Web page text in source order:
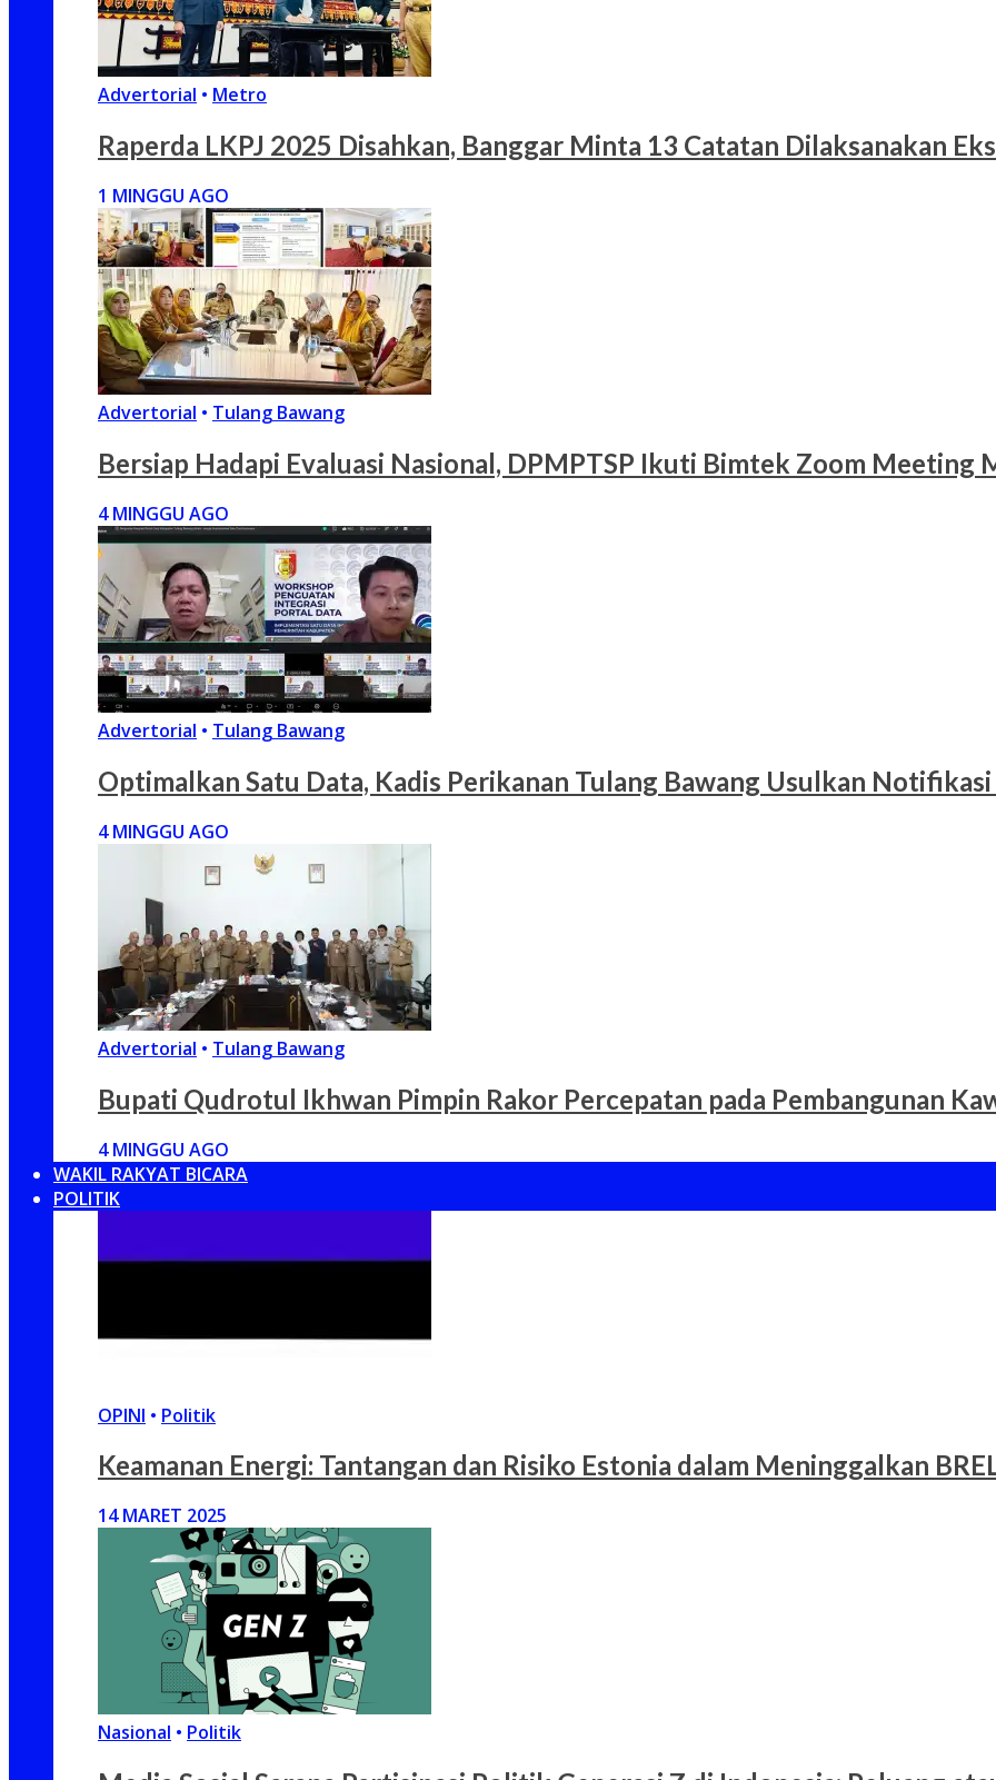
Advertorial • Metro
Raperda LKPJ 2025 Disahkan, Banggar Minta 13 Catatan Dilaksanakan
1 MINGGU AGO
Advertorial • Tulang Bawang
Bersiap Hadapi Evaluasi Nasional, DPMPTSP Ikuti Bimtek Zoom Meeting
4 MINGGU AGO
Advertorial • Tulang Bawang
Optimalkan Satu Data, Kadis Perikanan Tulang Bawang Usulkan Notifikasi
4 MINGGU AGO
Advertorial • Tulang Bawang
Bupati Qudrotul Ikhwan Pimpin Rakor Percepatan pada Pembangunan
4 MINGGU AGO
WAKIL RAKYAT BICARA
POLITIK
OPINI • Politik
Keamanan Energi: Tantangan dan Risiko Estonia dalam Meninggalkan
14 MARET 2025
Nasional • Politik